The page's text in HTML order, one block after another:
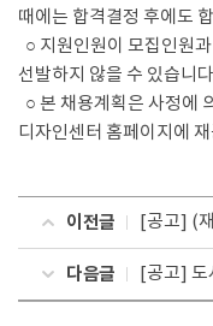
때에는 합격결정 후에도
○ 지원인원이 모집인원
선발하지 않을 수 있습니
○ 본 채용계획은 사정에
디자인센터 홈페이지에
이전글
다음글